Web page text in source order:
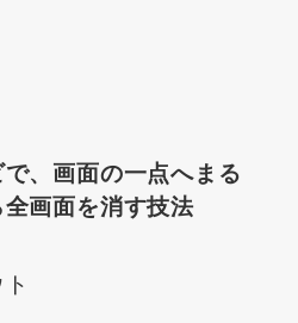
、画面の一点へまる
全画面を消す技法